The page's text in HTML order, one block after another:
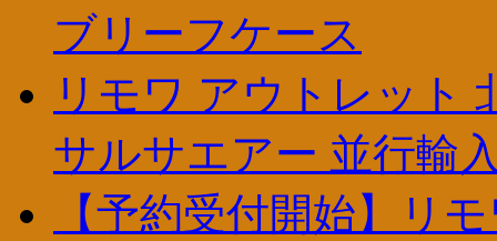
ブリーフケース
リモワ アウトレット
サルサエアー 並行輸
【予約受付開始】リ